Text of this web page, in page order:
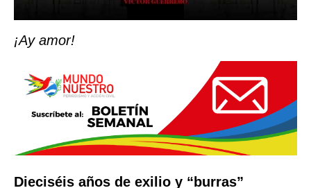
¡Ay amor!
Dieciséis años de exilio y “burras”